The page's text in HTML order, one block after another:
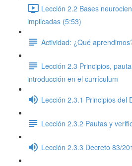
Lección 2.2 Bases
implicadas (5:53)
Actividad: ¿Qué
Lección 2.3 Principios,
introducción en el currículum
Lección 2.3.1 Principios del
Lección 2.3.2 Pautas y
Lección 2.3.3 Decreto 83/